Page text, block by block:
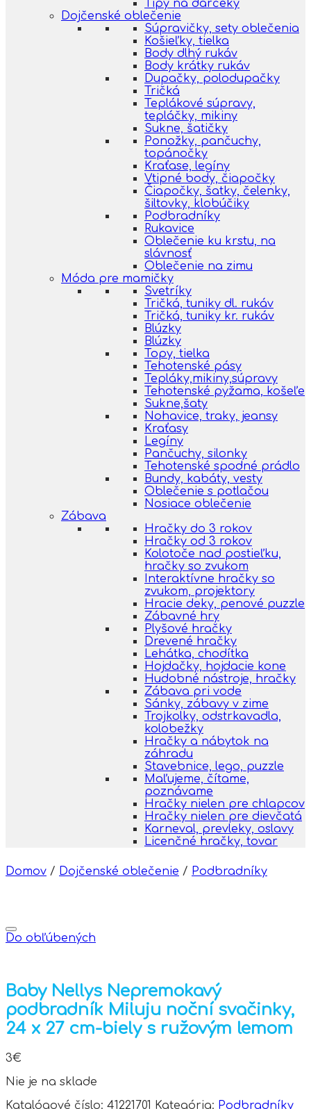
Tipy na darčeky
Dojčenské oblečenie
Súpravičky, sety oblečenia
Košieľky, tielka
Body dlhý rukáv
Body krátky rukáv
Dupačky, polodupačky
Tričká
Teplákové súpravy,
tepláčky, mikiny
Sukne, šatičky
Ponožky, pančuchy,
topánočky
Kraťase, legíny
Vtipné body, čiapočky
Čiapočky, šatky, čelenky,
šiltovky, klobúčiky
Podbradníky
Rukavice
Oblečenie ku krstu, na
slávnosť
Oblečenie na zimu
Móda pre mamičky
Svetríky
Tričká, tuniky dl. rukáv
Tričká, tuniky kr. rukáv
Blúzky
Blúzky
Topy, tielka
Tehotenské pásy
Tepláky,mikiny,súpravy
Tehotenské pyžama, košeľe
Sukne,šaty
Nohavice, traky, jeansy
Kraťasy
Legíny
Pančuchy, silonky
Tehotenské spodné prádlo
Bundy, kabáty, vesty
Oblečenie s potlačou
Nosiace oblečenie
Zábava
Hračky do 3 rokov
Hračky od 3 rokov
Kolotoče nad postieľku,
hračky so zvukom
Interaktívne hračky so
zvukom, projektory
Hracie deky, penové puzzle
Zábavné hry
Plyšové hračky
Drevené hračky
Lehátka, chodítka
Hojdačky, hojdacie kone
Hudobné nástroje, hračky
Zábava pri vode
Sánky, zábavy v zime
Trojkolky, odstrkavadla,
kolobežky
Hračky a nábytok na
záhradu
Stavebnice, lego, puzzle
Maľujeme, čítame,
poznávame
Hračky nielen pre chlapcov
Hračky nielen pre dievčatá
Karneval, prevleky, oslavy
Licenčné hračky, tovar
Domov / Dojčenské oblečenie / Podbradníky
Do obľúbených
Baby Nellys Nepremokavý
podbradník Miluju noční svačinky,
24 x 27 cm-biely s ružovým lemom
3€
Nie je na sklade
Katalógové číslo: 41221701 Kategória: Podbradníky